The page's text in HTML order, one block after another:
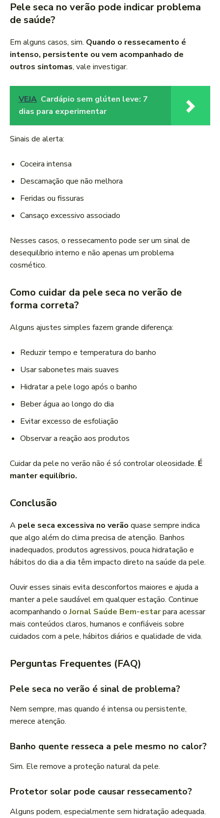
Pele seca no verão pode indicar problema
de saúde?
Em alguns casos, sim. Quando o ressecamento é
intenso, persistente ou vem acompanhado de
outros sintomas, vale investigar.
VEJA Cardápio sem glúten leve: 7
dias para experimentar
Sinais de alerta:
Coceira intensa
Descamação que não melhora
Feridas ou fissuras
Cansaço excessivo associado
Nesses casos, o ressecamento pode ser um sinal de
desequilíbrio interno e não apenas um problema
cosmético.
Como cuidar da pele seca no verão de
forma correta?
Alguns ajustes simples fazem grande diferença:
Reduzir tempo e temperatura do banho
Usar sabonetes mais suaves
Hidratar a pele logo após o banho
Beber água ao longo do dia
Evitar excesso de esfoliação
Observar a reação aos produtos
Cuidar da pele no verão não é só controlar oleosidade. É
manter equilíbrio.
Conclusão
A pele seca excessiva no verão quase sempre indica
que algo além do clima precisa de atenção. Banhos
inadequados, produtos agressivos, pouca hidratação e
hábitos do dia a dia têm impacto direto na saúde da pele.
Ouvir esses sinais evita desconfortos maiores e ajuda a
manter a pele saudável em qualquer estação. Continue
acompanhando oJornal Saúde Bem-estarpara acessar
mais conteúdos claros, humanos e confiáveis sobre
cuidados com a pele, hábitos diários e qualidade de vida.
Perguntas Frequentes (FAQ)
Pele seca no verão é sinal de problema?
Nem sempre, mas quando é intensa ou persistente,
merece atenção.
Banho quente resseca a pele mesmo no calor?
Sim. Ele remove a proteção natural da pele.
Protetor solar pode causar ressecamento?
Alguns podem, especialmente sem hidratação adequada.